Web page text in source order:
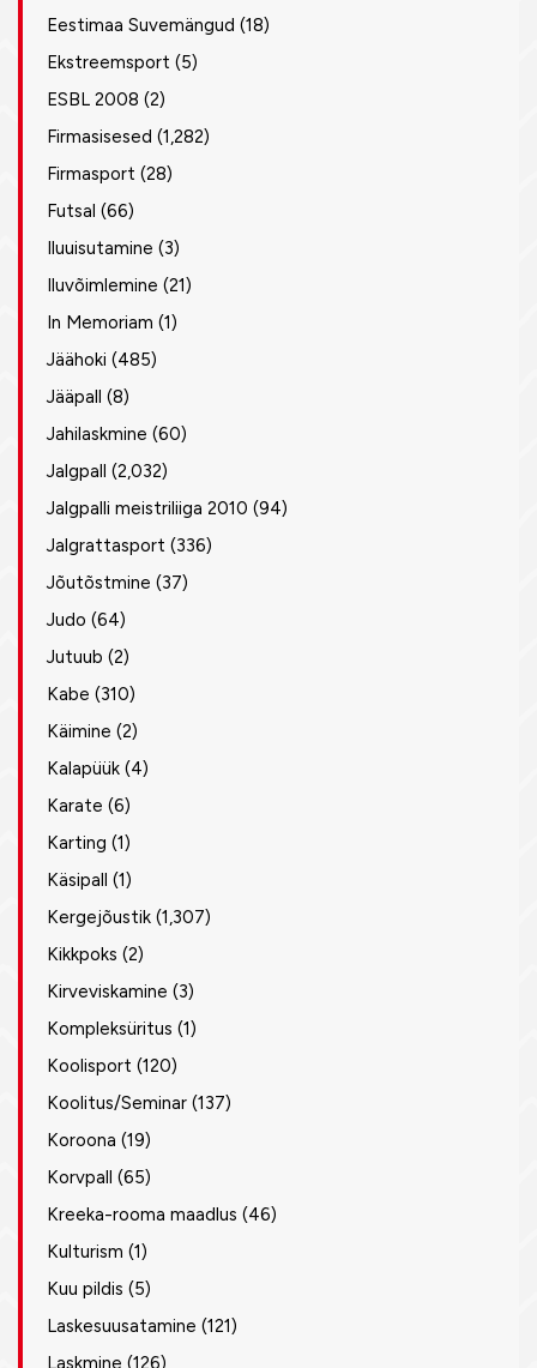
Eestimaa Suvemängud (18)
Ekstreemsport (5)
ESBL 2008 (2)
Firmasisesed (1,282)
Firmasport (28)
Futsal (66)
Iluuisutamine (3)
Iluvõimlemine (21)
In Memoriam (1)
Jäähoki (485)
Jääpall (8)
Jahilaskmine (60)
Jalgpall (2,032)
Jalgpalli meistriliiga 2010 (94)
Jalgrattasport (336)
Jõutõstmine (37)
Judo (64)
Jutuub (2)
Kabe (310)
Käimine (2)
Kalapüük (4)
Karate (6)
Karting (1)
Käsipall (1)
Kergejõustik (1,307)
Kikkpoks (2)
Kirveviskamine (3)
Kompleksüritus (1)
Koolisport (120)
Koolitus/Seminar (137)
Koroona (19)
Korvpall (65)
Kreeka-rooma maadlus (46)
Kulturism (1)
Kuu pildis (5)
Laskesuusatamine (121)
Laskmine (126)